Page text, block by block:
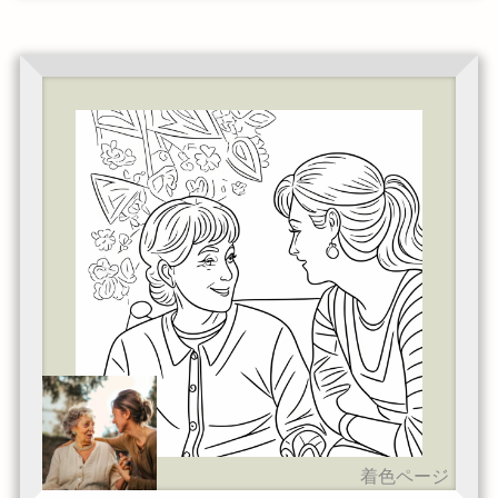
着色ページ